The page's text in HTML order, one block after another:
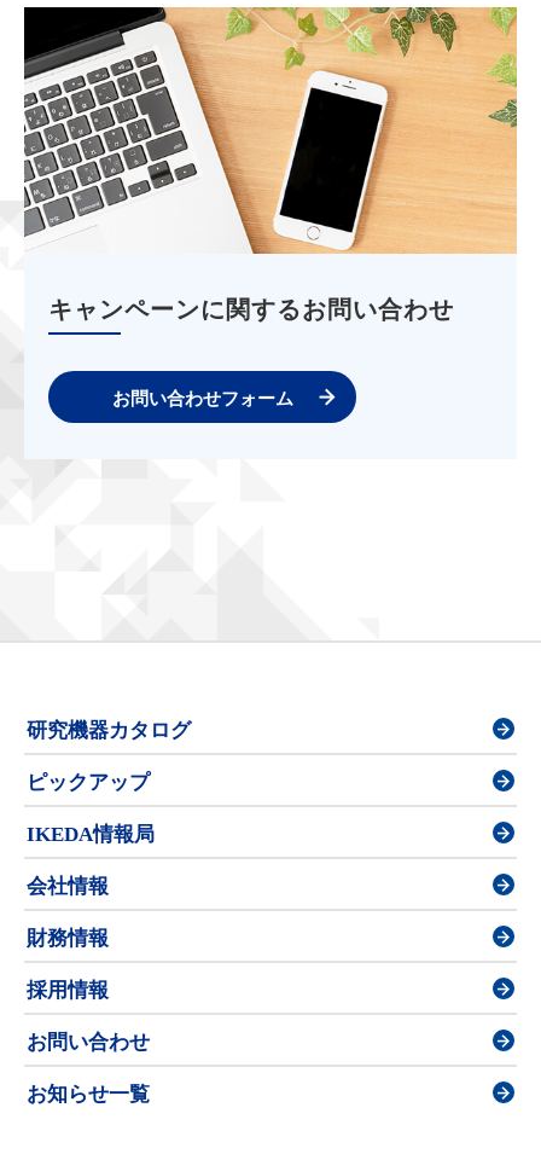
キャンペーンに関するお問い合わせ
お問い合わせフォーム
研究機器カタログ
ピックアップ
IKEDA情報局
会社情報
財務情報
採用情報
お問い合わせ
お知らせ一覧